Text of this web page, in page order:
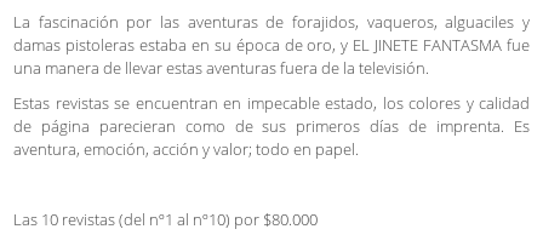
La fascinación por las aventuras de forajidos, vaqueros, alguaciles y
damas pistoleras estaba en su época de oro, y EL JINETE FANTASMA fue
una manera de llevar estas aventuras fuera de la televisión.
Estas revistas se encuentran en impecable estado, los colores y calidad
de página parecieran como de sus primeros días de imprenta. Es
aventura, emoción, acción y valor; todo en papel.
Las 10 revistas (del nº1 al nº10) por $80.000